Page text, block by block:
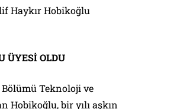
Haykır Hobikoğlu
ÜYESİ OLDU
Teknoloji ve
Hobikoğlu, bir yılı aşkın